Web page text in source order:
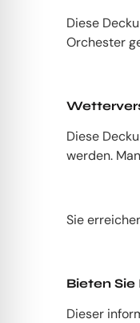
Diese
Orchester
Diese
werden.
Sie
Bieten
Dieser